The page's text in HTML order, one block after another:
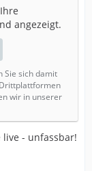
angezeigt.
Sie sich damit
wir in unserer
live - unfassbar!